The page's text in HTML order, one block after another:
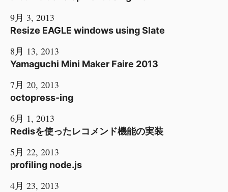
9月 3, 2013
Resize EAGLE windows using Slate
8月 13, 2013
Yamaguchi Mini Maker Faire 2013
7月 20, 2013
octopress-ing
6月 1, 2013
Redisを使ったレコメンド機能の実装
5月 22, 2013
profiling node.js
4月 23, 2013